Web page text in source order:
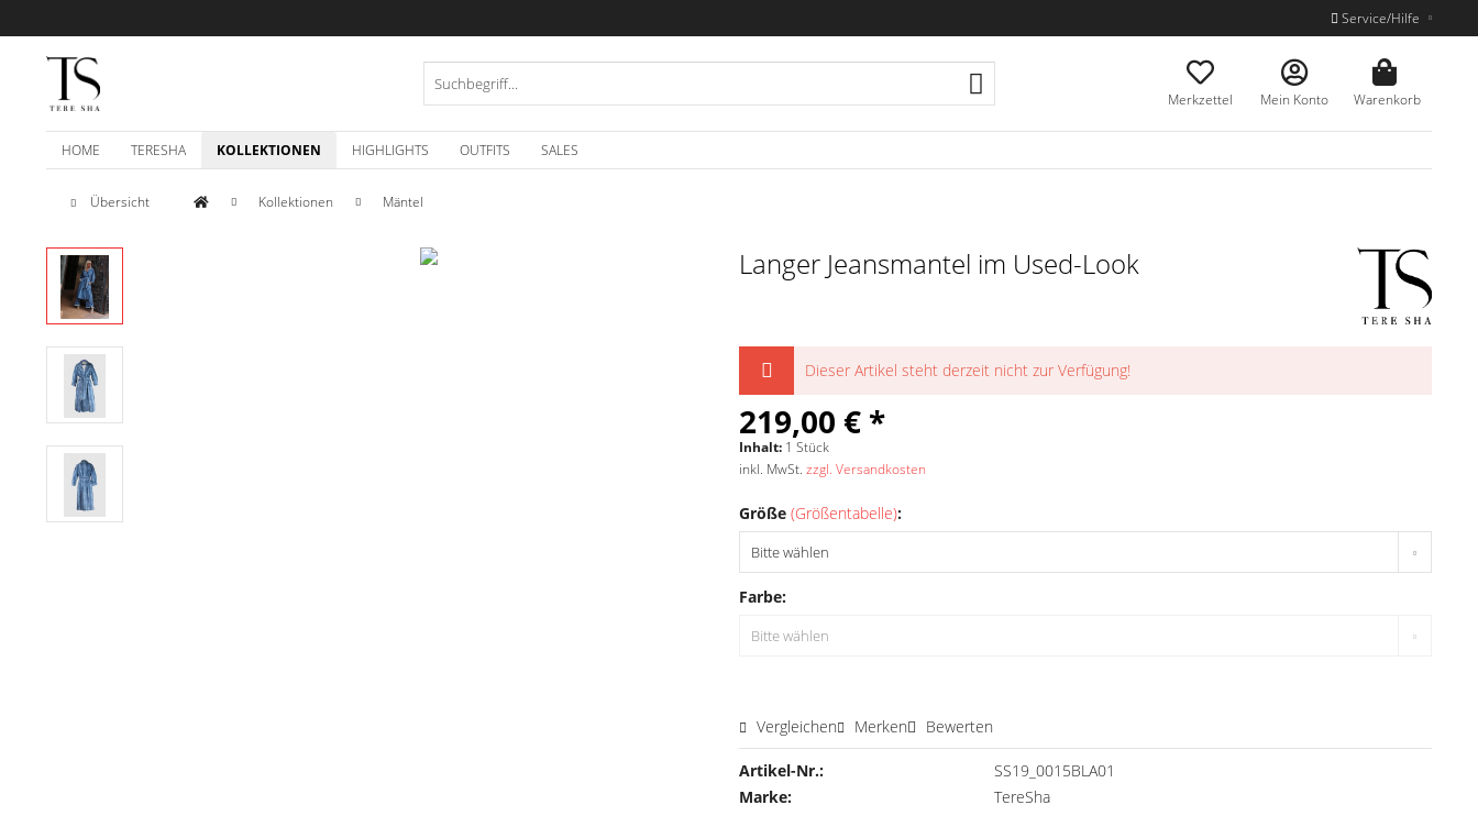
Service/Hilfe
Merkzettel Mein Konto Warenkorb
HOME TERESHA KOLLEKTIONEN HIGHLIGHTS OUTFITS SALES
Übersicht Kollektionen Mäntel
Langer Jeansmantel im Used-Look
Dieser Artikel steht derzeit nicht zur Verfügung!
219,00 € *
Inhalt: 1 Stück
inkl. MwSt. zzgl. Versandkosten
Größe (Größentabelle):
Farbe:
Vergleichen Merken Bewerten
Artikel-Nr.:
SS19_0015BLA01
Marke:
TereSha